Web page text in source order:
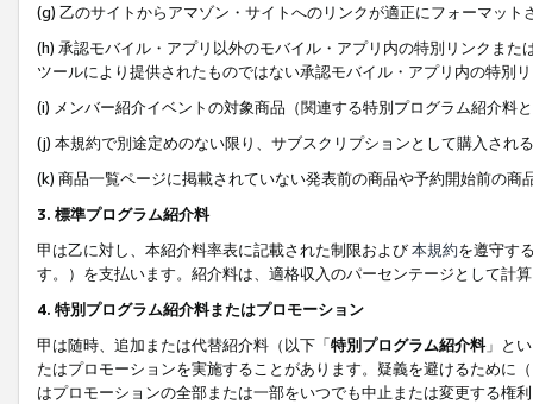
(g) 乙のサイトからアマゾン・サイトへのリンクが適正にフォーマッ
(h) 承認モバイル・アプリ以外のモバイル・アプリ内の特別リンクま
ツールにより提供されたものではない承認モバイル・アプリ内の特別
(i) メンバー紹介イベントの対象商品（関連する特別プログラム紹介料
(j) 本規約で別途定めのない限り、サブスクリプションとして購入され
(k) 商品一覧ページに掲載されていない発表前の商品や予約開始前の商
3. 標準プログラム紹介料
甲は乙に対し、本紹介料率表に記載された制限および本規約を遵守す
す。）を支払います。紹介料は、適格収入のパーセンテージとして計
4. 特別プログラム紹介料またはプロモーション
甲は随時、追加または代替紹介料（以下「特別プログラム紹介料」と
たはプロモーションを実施することがあります。疑義を避けるために
はプロモーションの全部または一部をいつでも中止または変更する権